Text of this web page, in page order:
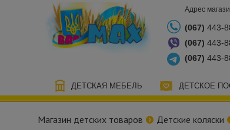
Адрес
(067) 443-
(067) 443-
(067) 443-
ДЕТСКАЯ МЕБЕЛЬ ДЕТСКОЕ
Магазин детских товаров Детские коляски